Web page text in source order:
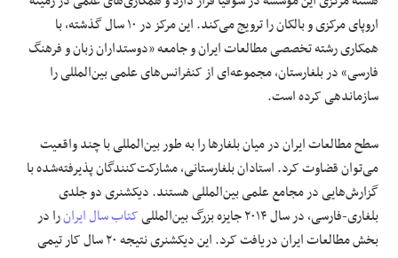
اروپای مرکزی و بالکان را ترویج می‌کند. این مرکز در ۱۰ سال گذشته، با
همکاری رشته تخصصی مطالعات ایران و جامعه «دوستداران زبان و فرهنگ
فارسی» در بلغارستان، مجموعه‌ای از کنفرانس‌های علمی بین‌المللی را
سازماندهی کرده است.
سطح مطالعات ایران در میان بلغارها را به طور بین‌المللی با چند واقعیت
می‌توان قضاوت کرد. استادان بلغارستانی، مشارکت‌کنندگان پذیرفته‌شده با
گزارش‌هایی در مجامع علمی بین‌المللی هستند. دیکشنری دو جلدی
بلغاری-فارسی، در سال ۲۰۱۴ جایزه بزرگ بین‌المللی
کتاب سال ایرانرا در
بخش مطالعات ایران دریافت کرد. این دیکشنری نتیجه ۲۰ سال کار تیمی